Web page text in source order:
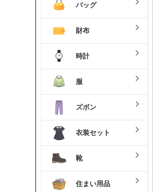
バッグ
財布
時計
服
ズボン
衣装セット
靴
住まい用品